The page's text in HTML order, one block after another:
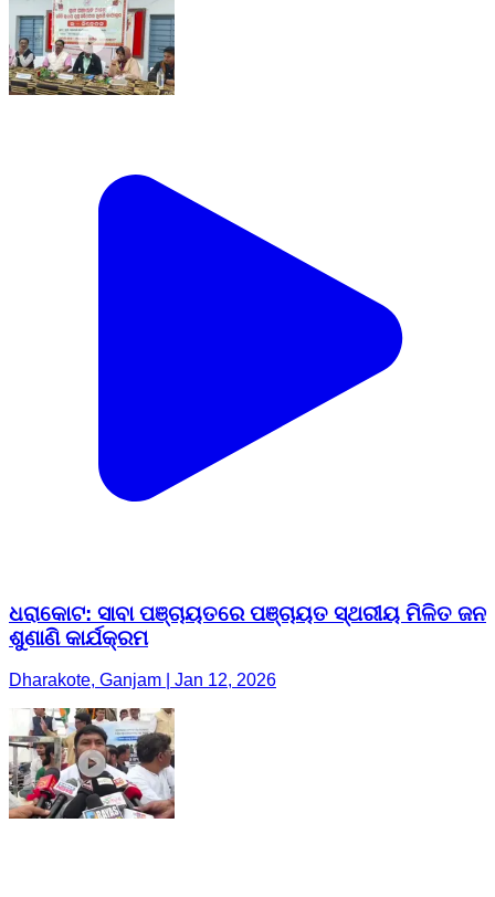
ଧରାକୋଟ: ସାବା ପଞ୍ଚାୟତରେ ପଞ୍ଚାୟତ ସ୍ଥରୀୟ ମିଳିତ ଜନ
ଶୁଣାଣି କାର୍ଯକ୍ରମ
Dharakote, Ganjam | Jan 12, 2026